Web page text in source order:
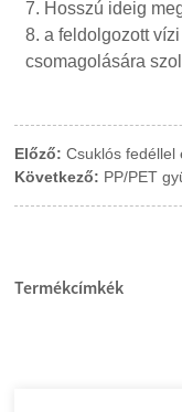
7. Hosszú ideig
8. a feldolgozott
csomagolására
Előző: Csuklós fedéllel
Következő: PP/PET
Termékcímkék